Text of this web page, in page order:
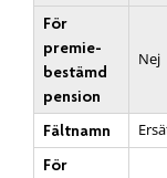
För
premie­
bestämd
pension
Nej
Fältnamn
För